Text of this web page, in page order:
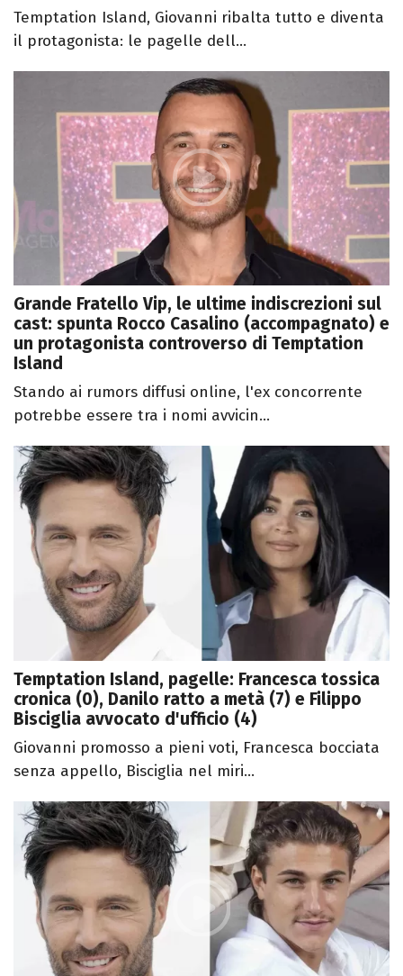
Temptation Island, Giovanni ribalta tutto e diventa
il protagonista: le pagelle dell...
Grande Fratello Vip, le ultime indiscrezioni sul
cast: spunta Rocco Casalino (accompagnato) e
un protagonista controverso di Temptation
Island
Stando ai rumors diffusi online, l'ex concorrente
potrebbe essere tra i nomi avvicin...
Temptation Island, pagelle: Francesca tossica
cronica (0), Danilo ratto a metà (7) e Filippo
Bisciglia avvocato d'ufficio (4)
Giovanni promosso a pieni voti, Francesca bocciata
senza appello, Bisciglia nel miri...